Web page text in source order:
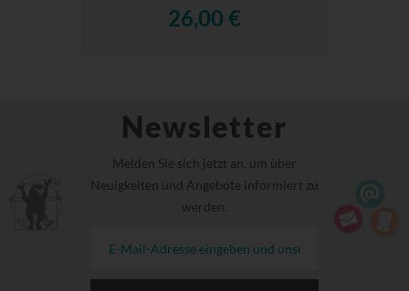
26,00 €
Newsletter
Melden Sie sich jetzt an, um über
Neuigkeiten und Angebote informiert zu
werden.